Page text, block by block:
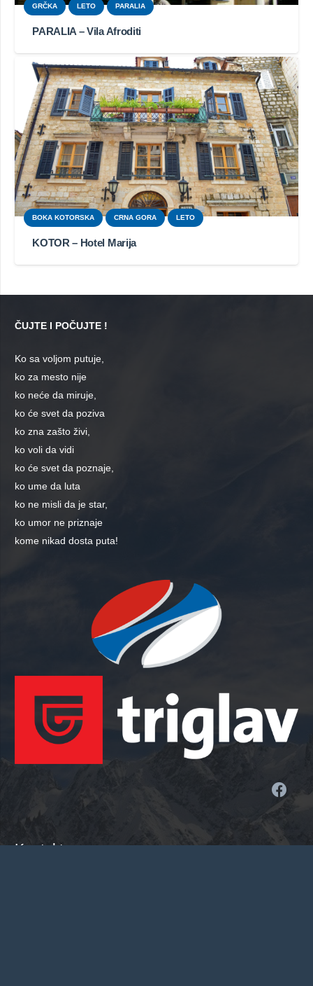
GRČKA LETO PARALIA
PARALIA – Vila Afroditi
BOKA KOTORSKA CRNA GORA LETO
KOTOR – Hotel Marija
ČUJTE I POČUJTE !
Ko sa voljom putuje,
ko za mesto nije
ko neće da miruje,
ko će svet da poziva
ko zna zašto živi,
ko voli da vidi
ko će svet da poznaje,
ko ume da luta
ko ne misli da je star,
ko umor ne priznaje
kome nikad dosta puta!
Kontakt